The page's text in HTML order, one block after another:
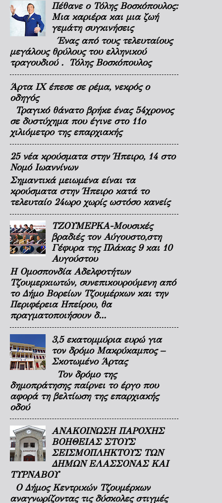
Πέθανε ο Τόλης Βοσκόπουλος:
Μια καριέρα και μια ζωή
γεμάτη συγκινήσεις
Ένας από τους τελευταίους
μεγάλους θρύλους του ελληνικού
τραγουδιού . Τόλης Βοσκόπουλος
Άρτα ΙΧ έπεσε σε ρέμα, νεκρός ο
οδηγός
Τραγικό θάνατο βρήκε ένας 54χρονος
σε δυστύχημα που έγινε στο 11ο
χιλιόμετρο της επαρχιακής
25 νέα κρούσματα στην Ήπειρο, 14 στο
Νομό Ιωαννίνων
Σημαντικά μειωμένα είναι τα
κρούσματα στην Ήπειρο κατά το
τελευταίο 24ωρο χωρίς ωστόσο κανείς
ΤΖΟΥΜΕΡΚΑ-Μουσικές
βραδιές τον Αύγουστο,στη
Γέφυρα της Πλάκας 9 και 10
Αυγούστου
Η Ομοσπονδία Αδελφοτήτων
Τζουμερκιωτών, συνεπικουρούμενη από
το Δήμο Βορείων Τζουμέρκων και την
Περιφέρεια Ηπείρου, θα
πραγματοποιήσουν δ...
3,5 εκατομμύρια ευρώ για
τον δρόμο Μακρύκαμπος –
Σκοτωμένο Άρτας
Τον δρόμο της
δημοπράτησης παίρνει το έργο που
αφορά τη βελτίωση της επαρχιακής
οδού
ΑΝΑΚΟΙΝΩΣΗ ΠΑΡΟΧΗΣ
ΒΟΗΘΕΙΑΣ ΣΤΟΥΣ
ΣΕΙΣΜΟΠΛΗΚΤΟΥΣ ΤΩΝ
ΔΗΜΩΝ ΕΛΑΣΣΟΝΑΣ ΚΑΙ
ΤΥΡΝΑΒΟΥ
Ο Δήμος Κεντρικών Τζουμέρκων
αναγνωρίζοντας τις δύσκολες στιγμές